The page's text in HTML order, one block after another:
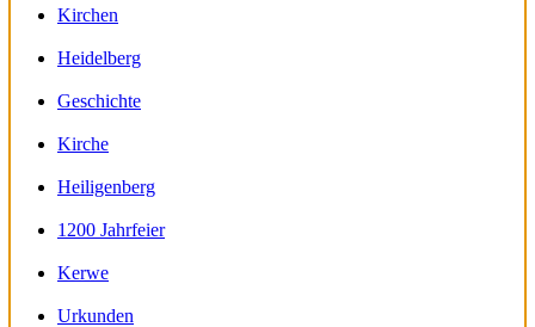
Kirchen
Heidelberg
Geschichte
Kirche
Heiligenberg
1200 Jahrfeier
Kerwe
Urkunden